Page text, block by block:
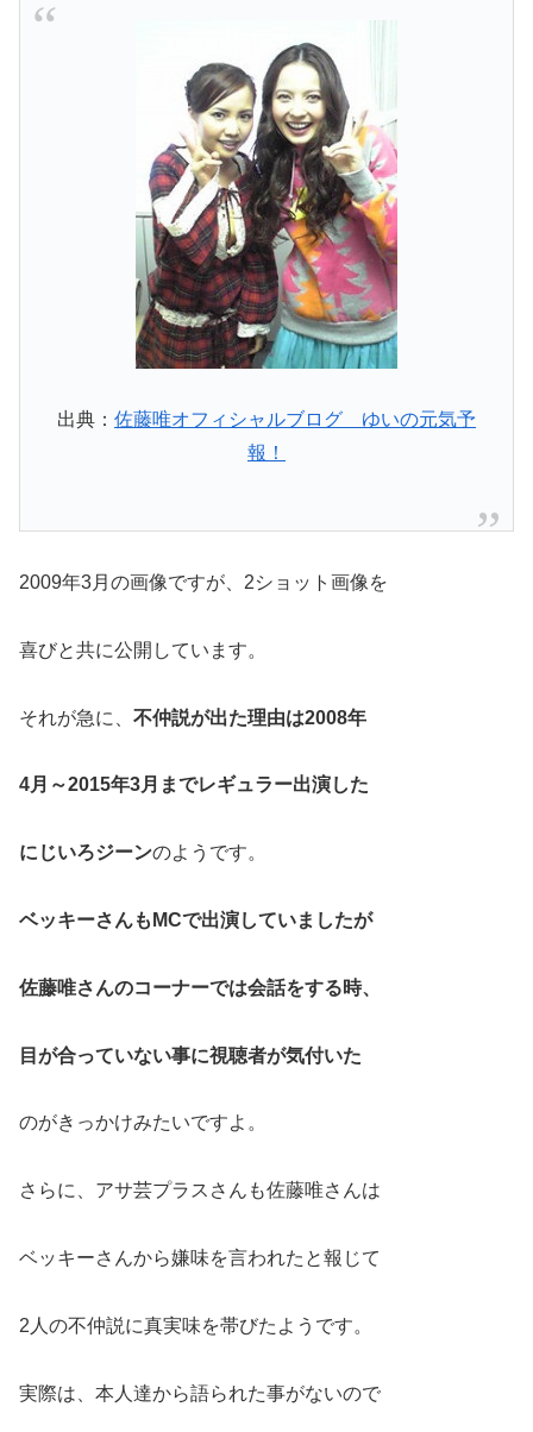
出典： 佐藤唯オフィシャルブログ ゆいの元気予
報！
2009年3月の画像ですが、2ショット画像を
喜びと共に公開しています。
それが急に、 不仲説が出た理由は2008年
4月～2015年3月までレギュラー出演した
にじいろジーンのようです。
ベッキーさんもMCで出演していましたが
佐藤唯さんのコーナーでは会話をする時、
目が合っていない事に視聴者が気付いた
のがきっかけみたいですよ。
さらに、アサ芸プラスさんも佐藤唯さんは
ベッキーさんから嫌味を言われたと報じて
2人の不仲説に真実味を帯びたようです。
実際は、本人達から語られた事がないので